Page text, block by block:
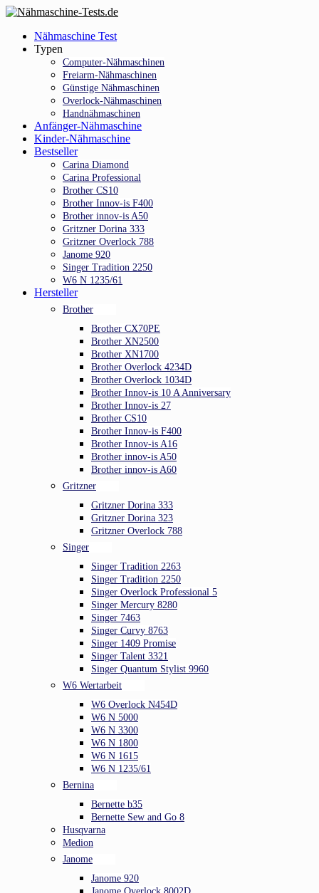
Skip
main
content
Menu
Nähmaschine Test
Typen
Computer-Nähmaschinen
Freiarm-Nähmaschinen
Günstige Nähmaschinen
Overlock-Nähmaschinen
Handnähmaschinen
Anfänger-Nähmaschine
Kinder-Nähmaschine
Bestseller
Carina Diamond
Carina Professional
Brother CS10
Brother Innov-is F400
Brother innov-is A50
Gritzner Dorina 333
Gritzner Overlock 788
Janome 920
Singer Tradition 2250
W6 N 1235/61
Hersteller
Brother
Brother CX70PE
Brother XN2500
Brother XN1700
Brother Overlock 4234D
Brother Overlock 1034D
Brother Innov-is 10 A Anniversary
Brother Innov-is 27
Brother CS10
Brother Innov-is F400
Brother Innov-is A16
Brother innov-is A50
Brother innov-is A60
Gritzner
Gritzner Dorina 333
Gritzner Dorina 323
Gritzner Overlock 788
Singer
Singer Tradition 2263
Singer Tradition 2250
Singer Overlock Professional 5
Singer Mercury 8280
Singer 7463
Singer Curvy 8763
Singer 1409 Promise
Singer Talent 3321
Singer Quantum Stylist 9960
W6 Wertarbeit
W6 Overlock N454D
W6 N 5000
W6 N 3300
W6 N 1800
W6 N 1615
W6 N 1235/61
Bernina
Bernette b35
Bernette Sew and Go 8
Husqvarna
Medion
Janome
Janome 920